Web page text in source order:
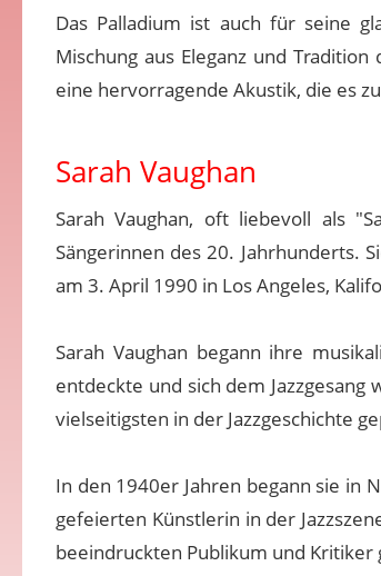
Das Palladium ist auch für seine
Mischung aus Eleganz und
eine hervorragende Akustik, die es
Sarah Vaughan
Sarah Vaughan, oft liebevoll als
Sängerinnen des 20. Jahrhunderts.
am 3. April 1990 in Los Angeles,
Sarah Vaughan begann ihre
entdeckte und sich dem
vielseitigsten in der Jazzgeschichte
In den 1940er Jahren begann sie in
gefeierten Künstlerin in der
beeindruckten Publikum und Kritiker